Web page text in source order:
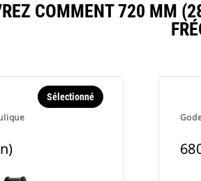
COMMENT 720 MM
Sélectionné